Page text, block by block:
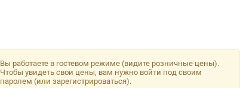
Вы работаете в гостевом режиме (видите розничные цены).
Чтобы увидеть свои цены, вам нужно войти под своим
паролем (или зарегистрироваться).